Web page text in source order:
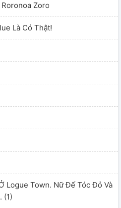
Zoro
Là Có Thật!
Logue Town. Nữ Đế Tóc Đỏ Và
(1)